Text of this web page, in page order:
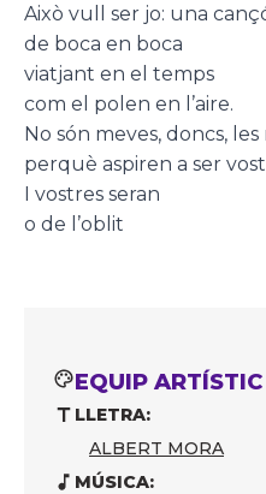
Això vull ser jo: una
de boca en boca
viatjant en el temps
com el polen en l’aire.
No són meves, doncs,
perquè aspiren a ser
I vostres seran
o de l’oblit
EQUIP
LLETRA:
ALBERT MORA
MÚSICA: